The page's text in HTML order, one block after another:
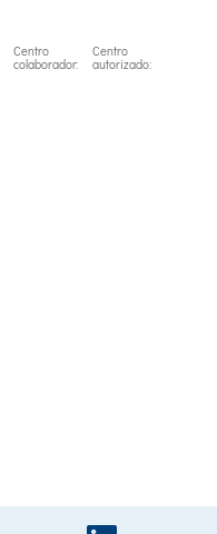
Centro
colaborador:
Centro
autorizado: